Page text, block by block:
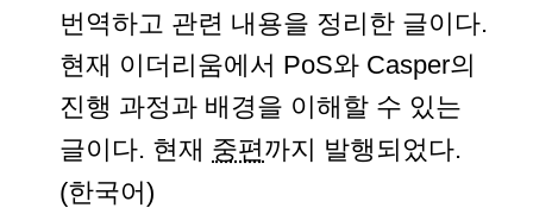
번역하고 관련 내용을 정리한 글이다.
현재 이더리움에서 PoS와 Casper의
진행 과정과 배경을 이해할 수 있는
글이다. 현재 중편까지 발행되었다.
(한국어)